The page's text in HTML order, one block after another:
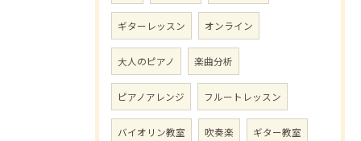
ギターレッスン オンライン
大人のピアノ 楽曲分析
ピアノアレンジ フルートレッスン
バイオリン教室 吹奏楽 ギター教室